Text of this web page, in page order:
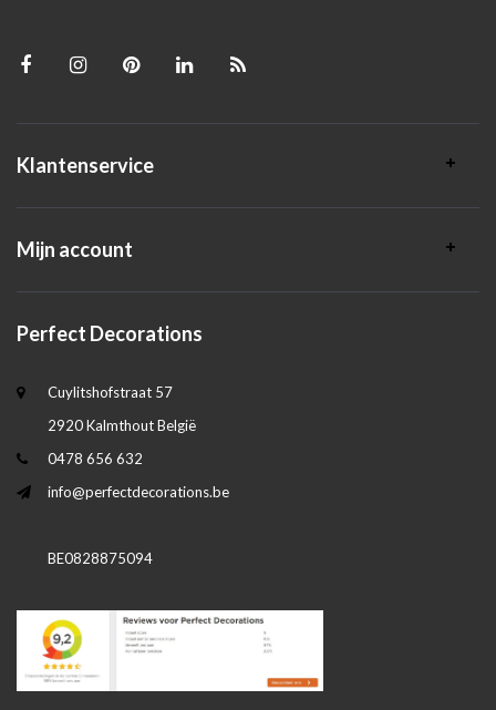
Klantenservice
Mijn account
Perfect Decorations
Cuylitshofstraat 57
2920 Kalmthout België
0478 656 632
info@perfectdecorations.be
BE0828875094